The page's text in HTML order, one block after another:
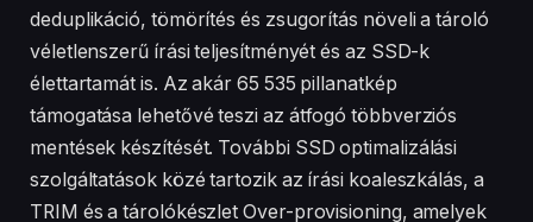
deduplikáció, tömörítés és zsugorítás növeli a tároló
véletlenszerű írási teljesítményét és az SSD-k
élettartamát is. Az akár 65 535 pillanatkép
támogatása lehetővé teszi az átfogó többverziós
mentések készítését. További SSD optimalizálási
szolgáltatások közé tartozik az írási koaleszkálás, a
TRIM és a tárolókészlet Over-provisioning, amelyek